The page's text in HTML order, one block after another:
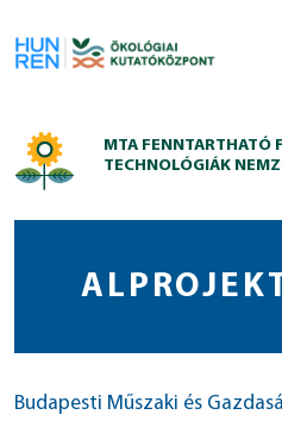
MTA FENNTARTHATÓ
TECHNOLÓGIÁK
Budapesti Műszaki és